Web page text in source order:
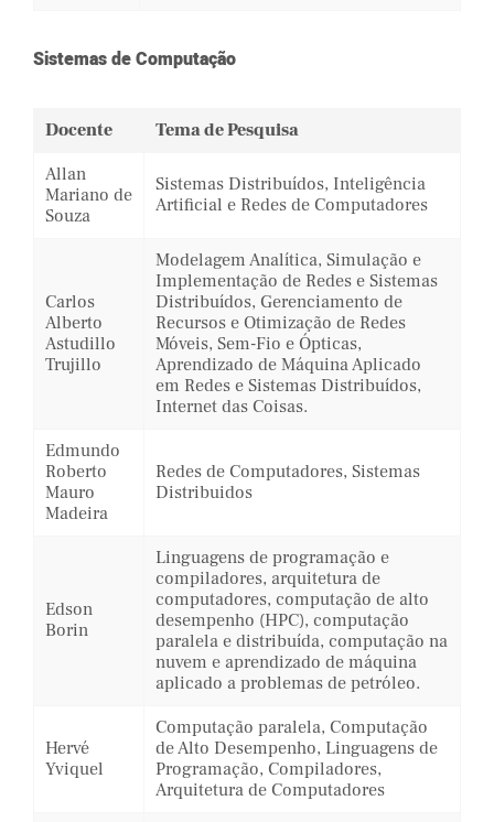
Sistemas de Computação
Docente
Tema de Pesquisa
Allan
Mariano de
Souza
Sistemas Distribuídos, Inteligência
Artificial e Redes de Computadores
Carlos
Alberto
Astudillo
Trujillo
Modelagem Analítica, Simulação e
Implementação de Redes e Sistemas
Distribuídos, Gerenciamento de
Recursos e Otimização de Redes
Móveis, Sem-Fio e Ópticas,
Aprendizado de Máquina Aplicado
em Redes e Sistemas Distribuídos,
Internet das Coisas.
Edmundo
Roberto
Mauro
Madeira
Redes de Computadores, Sistemas
Distribuidos
Edson
Borin
Linguagens de programação e
compiladores, arquitetura de
computadores, computação de alto
desempenho (HPC), computação
paralela e distribuída, computação na
nuvem e aprendizado de máquina
aplicado a problemas de petróleo.
Hervé
Yviquel
Computação paralela, Computação
de Alto Desempenho, Linguagens de
Programação, Compiladores,
Arquitetura de Computadores